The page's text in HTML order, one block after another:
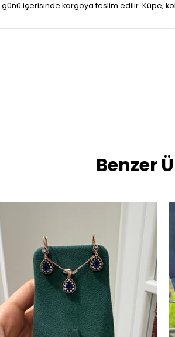
içerisinde kargoya teslim edilir. Küpe,
Benzer